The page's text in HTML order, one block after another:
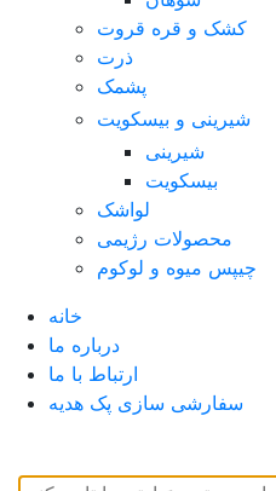
کشک و قره قروت
ذرت
پشمک
شیرینی و بیسکویت
شیرینی
بیسکویت
لواشک
محصولات رژیمی
چیپس میوه و لوکوم
خانه
درباره ما
ارتباط با ما
سفارشی سازی پک هدیه